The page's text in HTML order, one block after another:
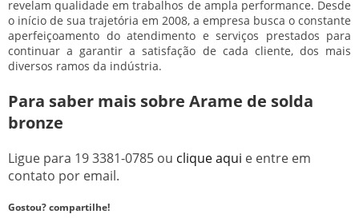
revelam qualidade em trabalhos de ampla performance. Desde
o início de sua trajetória em 2008, a empresa busca o constante
aperfeiçoamento do atendimento e serviços prestados para
continuar a garantir a satisfação de cada cliente, dos mais
diversos ramos da indústria.
Para saber mais sobre Arame de solda
bronze
Ligue para 19 3381-0785 ou clique aqui e entre em
contato por email.
Gostou? compartilhe!